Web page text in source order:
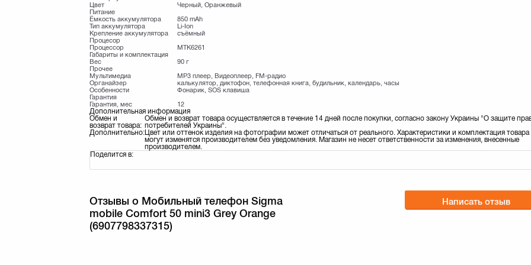
Цвет
Черный, Оранжевый
Питание
Ёмкость аккумулятора
850 mAh
Тип аккумулятора
Li-Ion
Крепление аккумулятора
съёмный
Процесор
Процессор
MTK6261
Габариты и комплектация
Вес
90 г
Прочее
Мультимедиа
MP3 плеер, Видеоплеер, FM-радио
Органайзер
калькулятор, диктофон, телефонная книга, будильник, календарь, часы
Особенности
Фонарик, SOS клавиша
Гарантия
Гарантия, мес
12
Дополнительная информация
Обмен и
возврат товара:
Обмен и возврат товара осуществляется в течение 14 дней после покупки, согласно закону Украины "О защите
потребителей Украины".
Дополнительно:Цвет или оттенок изделия на фотографии может отличаться от реального. Характеристики и комплектация товара
могут изменятся производителем без уведомления. Магазин не несет ответственности за изменения, внесенные
производителем.
Поделится в:
Отзывы о Мобильный телефон Sigma
mobile Comfort 50 mini3 Grey Orange
(6907798337315)
Написать отзыв